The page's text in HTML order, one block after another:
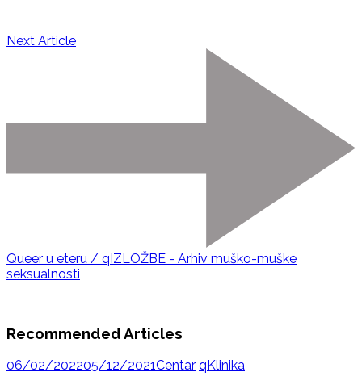
Next Article
Queer u eteru / qIZLOŽBE - Arhiv muško-muške
seksualnosti
Recommended Articles
06/02/202205/12/2021Centar qKlinika